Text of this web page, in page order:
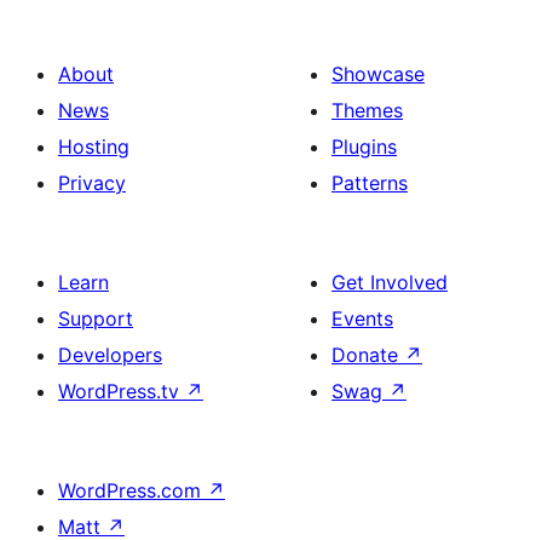
About
News
Hosting
Privacy
Showcase
Themes
Plugins
Patterns
Learn
Support
Developers
WordPress.tv ↗
Get Involved
Events
Donate ↗
Swag ↗
WordPress.com ↗
Matt ↗